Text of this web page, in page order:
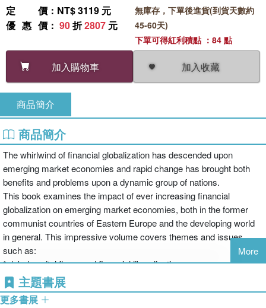
定價 ：NT$ 3119 元
優惠價 ： 90折2807 元
加入購物車 加入收藏
無庫存，下單後進貨(到貨天數約
45-60天)
下單可得紅利積點 ：84 點
商品簡介
商品簡介
The whirlwind of financial globalization has descended upon
emerging market economies and rapid change has brought both
benefits and problems upon a dynamic group of nations.
This book examines the impact of ever increasing financial
globalization on emerging market economies, both in the former
communist countries of Eastern Europe and the developing world
in general. This impressive volume covers themes and issues
such as:
*global capital flows and financial liberalization
*global financial architecture
*financial and macroeconomic instability
Financial Globalization and the Emerging Market Economies will be
More
主題書展
更多書展